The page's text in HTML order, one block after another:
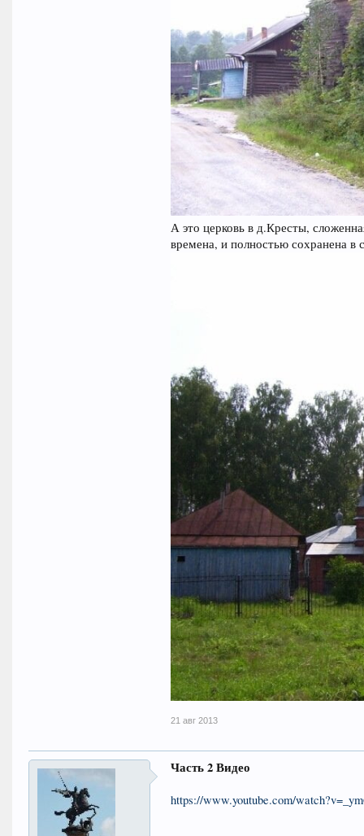
А это церковь в д.Кресты,
времена, и полностью сохранена в
21 авг 2013
Часть 2 Видео
https://www.youtube.com/